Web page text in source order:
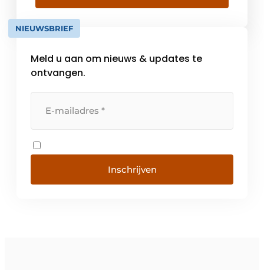
zo bouw je toekomstbestendige places to
be. […]
NIEUWSBRIEF
Meld u aan om nieuws & updates te
ontvangen.
Inschrijven